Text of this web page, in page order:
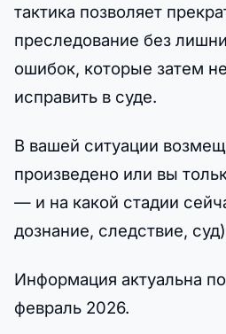
тактика позволяет
преследование без
ошибок, которые затем
исправить в суде.
В вашей ситуации
произведено или вы
— и на какой стадии
дознание, следствие,
Информация актуальна
февраль 2026.